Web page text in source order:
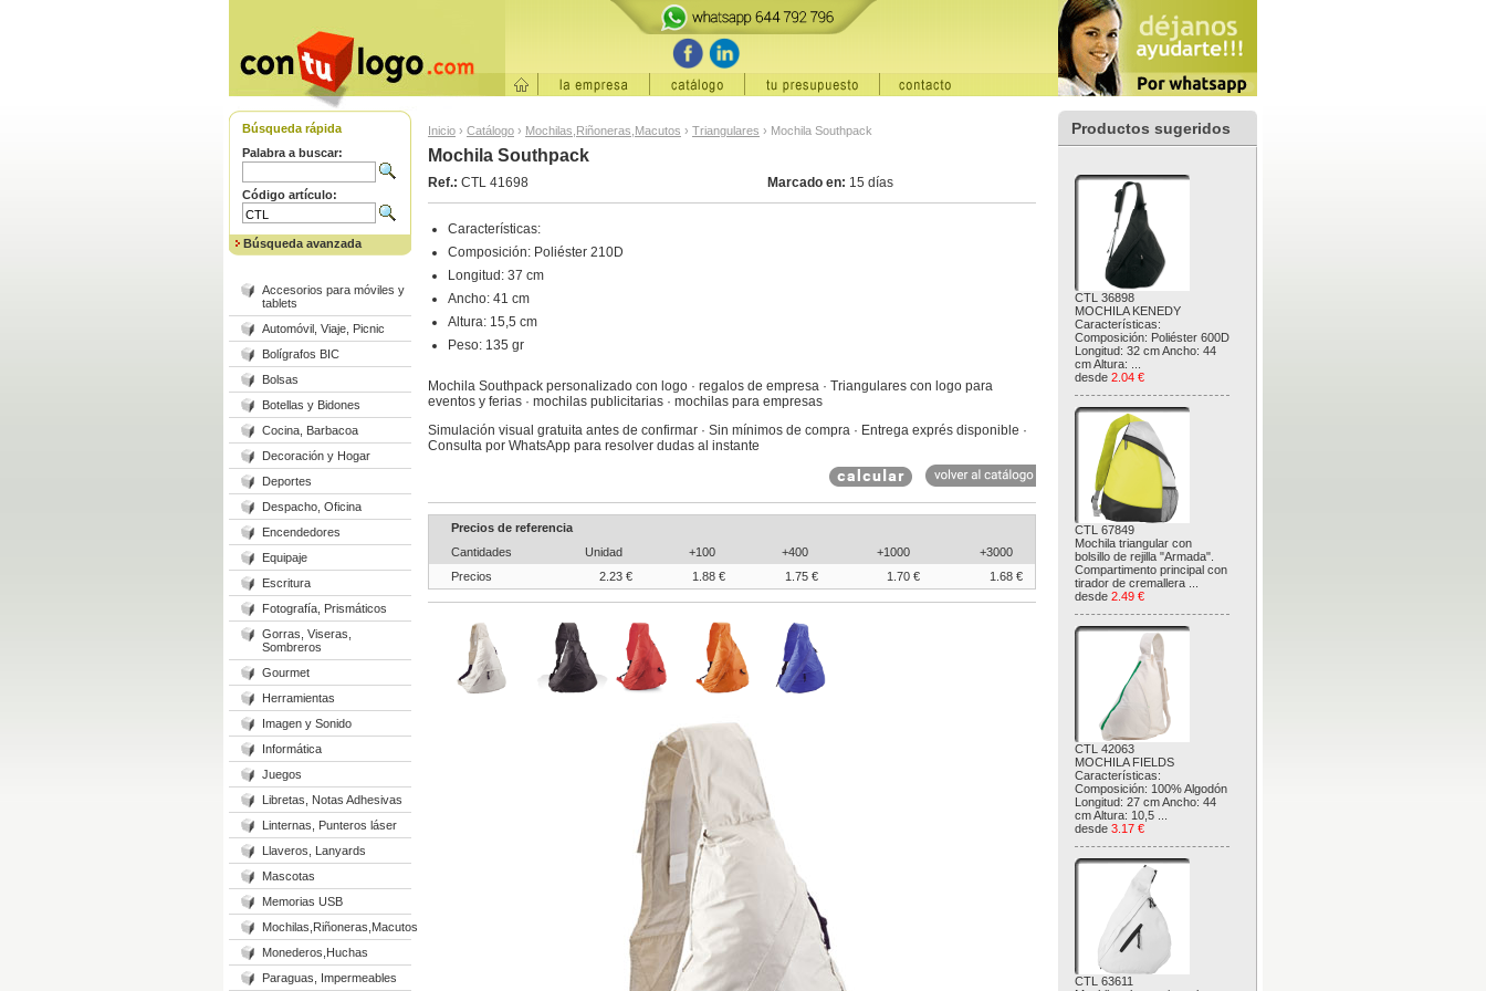
Búsqueda rápida
Palabra a buscar:
Código artículo:
Búsqueda avanzada
Accesorios para móviles y
tablets
Automóvil, Viaje, Picnic
Bolígrafos BIC
Bolsas
Botellas y Bidones
Cocina, Barbacoa
Decoración y Hogar
Deportes
Despacho, Oficina
Encendedores
Equipaje
Escritura
Fotografía, Prismáticos
Gorras, Viseras,
Sombreros
Gourmet
Herramientas
Imagen y Sonido
Informática
Juegos
Libretas, Notas Adhesivas
Linternas, Punteros láser
Llaveros, Lanyards
Mascotas
Memorias USB
Mochilas,Riñoneras,Macutos
Monederos,Huchas
Paraguas, Impermeables
Inicio › Catálogo › Mochilas,Riñoneras,Macutos › Triangulares › Mochila Southpack
Mochila Southpack
Ref.: CTL 41698 Marcado en: 15 días
Características:
Composición: Poliéster 210D
Longitud: 37 cm
Ancho: 41 cm
Altura: 15,5 cm
Peso: 135 gr
Mochila Southpack personalizado con logo · regalos de empresa · Triangulares con logo para
eventos y ferias · mochilas publicitarias · mochilas para empresas
Simulación visual gratuita antes de confirmar · Sin mínimos de compra · Entrega exprés disponible ·
Consulta por WhatsApp para resolver dudas al instante
Precios de referencia
Cantidades
Unidad +100 +400 +1000
+3000
Precios
2.23 € 1.88 € 1.75 € 1.70 € 1.68 €
Productos sugeridos
CTL 36898
MOCHILA KENEDY
Características:
Composición: Poliéster 600D
Longitud: 32 cm Ancho: 44
cm Altura: ...
desde 2.04 €
CTL 67849
Mochila triangular con
bolsillo de rejilla "Armada".
Compartimento principal con
tirador de cremallera ...
desde 2.49 €
CTL 42063
MOCHILA FIELDS
Características:
Composición: 100% Algodón
Longitud: 27 cm Ancho: 44
cm Altura: 10,5 ...
desde 3.17 €
CTL 63611